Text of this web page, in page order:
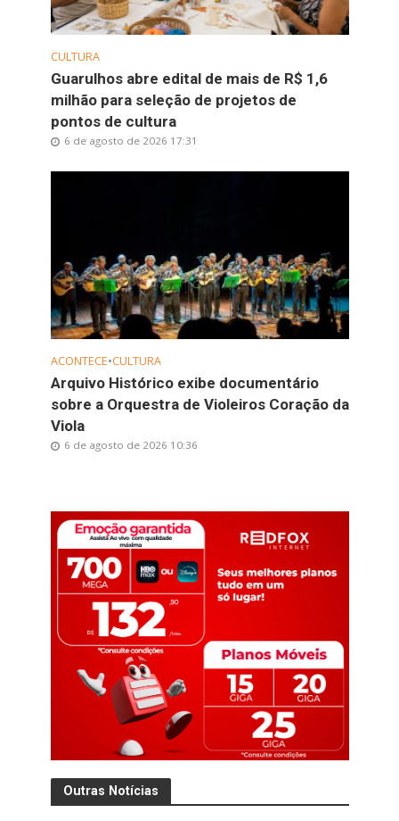
CULTURA
Guarulhos abre edital de mais de R$ 1,6
milhão para seleção de projetos de
pontos de cultura
6 de agosto de 2026 17:31
ACONTECE•CULTURA
Arquivo Histórico exibe documentário
sobre a Orquestra de Violeiros Coração da
Viola
6 de agosto de 2026 10:36
Outras Notícias